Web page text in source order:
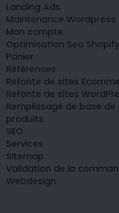
Landing Ads
Maintenance Wordpress
Mon compte
Optimisation Seo Shopify
Panier
Références
Refonte de sites
Refonte de sites
Remplissage de base de
produits
SEO
Services
Sitemap
Validation de la
Webdesign